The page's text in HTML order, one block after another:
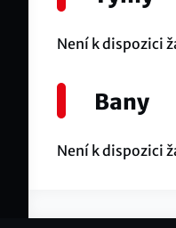
Není k dispozici
Bany
Není k dispozici